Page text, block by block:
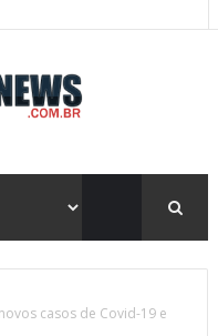
casos de Covid-19 e